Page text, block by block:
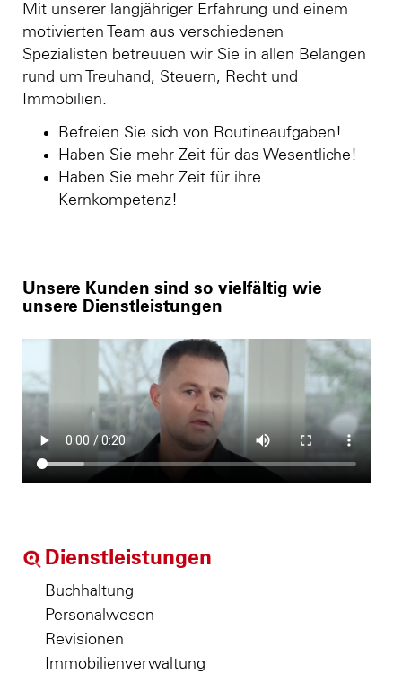
Mit unserer langjähriger Erfahrung und einem
motivierten Team aus verschiedenen
Spezialisten betreuuen wir Sie in allen Belangen
rund um Treuhand, Steuern, Recht und
Immobilien.
Befreien Sie sich von Routineaufgaben!
Haben Sie mehr Zeit für das Wesentliche!
Haben Sie mehr Zeit für ihre
Kernkompetenz!
Unsere Kunden sind so vielfältig wie
unsere Dienstleistungen
Dienstleistungen
Buchhaltung
Personalwesen
Revisionen
Immobilienverwaltung